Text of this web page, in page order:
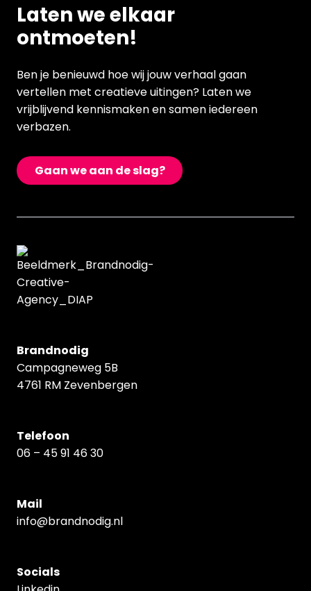
Laten we elkaar
ontmoeten!
Ben je benieuwd hoe wij jouw verhaal gaan
vertellen met creatieve uitingen? Laten we
vrijblijvend kennismaken en samen iedereen
verbazen.
Gaan we aan de slag?
Brandnodig
Campagneweg 5B
4761 RM Zevenbergen
Telefoon
06 – 45 91 46 30
Mail
info@brandnodig.nl
Socials